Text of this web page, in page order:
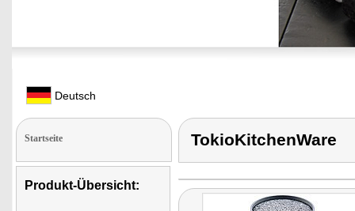
Deutsch
Startseite
Produkt-Übersicht:
TokioKitchenWare